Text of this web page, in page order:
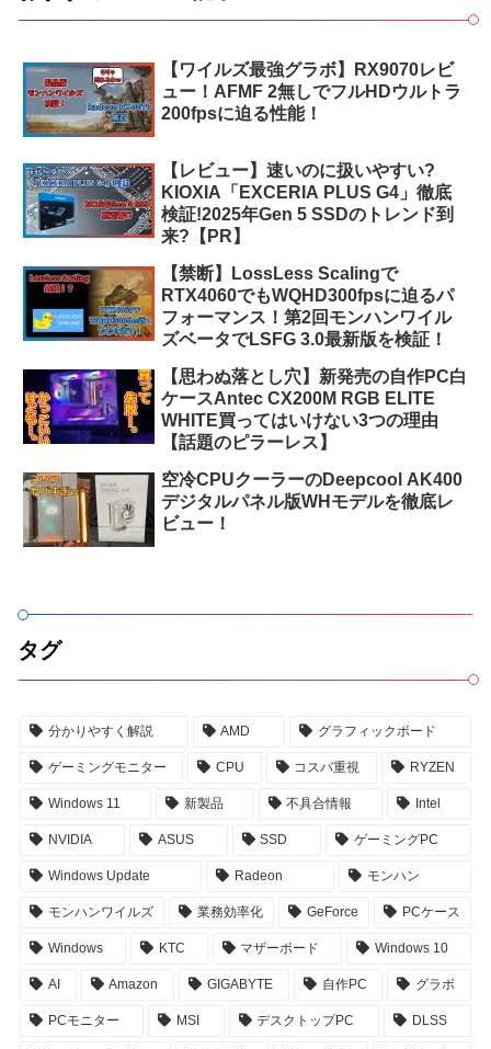
【ワイルズ最強グラボ】RX9070レビ
ュー！AFMF 2無しでフルHDウルトラ
200fpsに迫る性能！
【レビュー】速いのに扱いやすい?
KIOXIA「EXCERIA PLUS G4」徹底
検証!2025年Gen 5 SSDのトレンド到
来?【PR】
【禁断】LossLess Scalingで
RTX4060でもWQHD300fpsに迫るパ
フォーマンス！第2回モンハンワイル
ズベータでLSFG 3.0最新版を検証！
【思わぬ落とし穴】新発売の自作PC白
ケースAntec CX200M RGB ELITE
WHITE買ってはいけない3つの理由
【話題のピラーレス】
空冷CPUクーラーのDeepcool AK400
デジタルパネル版WHモデルを徹底レ
ビュー！
タグ
分かりやすく解説 AMD グラフィックボード
ゲーミングモニター CPU コスパ重視 RYZEN
Windows 11 新製品 不具合情報 Intel
NVIDIA ASUS SSD ゲーミングPC
Windows Update Radeon モンハン
モンハンワイルズ 業務効率化 GeForce PCケース
Windows KTC マザーボード Windows 10
AI Amazon GIGABYTE 自作PC グラボ
PCモニター MSI デスクトップPC DLSS